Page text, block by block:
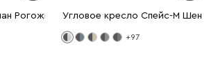
Рогожка Зеленый/Черный
Угловое кресло Спейс-М
+97